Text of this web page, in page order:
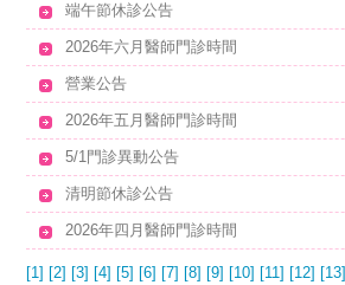
端午節休診公告
2026年六月醫師門診時間
營業公告
2026年五月醫師門診時間
5/1門診異動公告
清明節休診公告
2026年四月醫師門診時間
[1] [2] [3] [4] [5] [6] [7] [8] [9] [10] [11] [12] [13]